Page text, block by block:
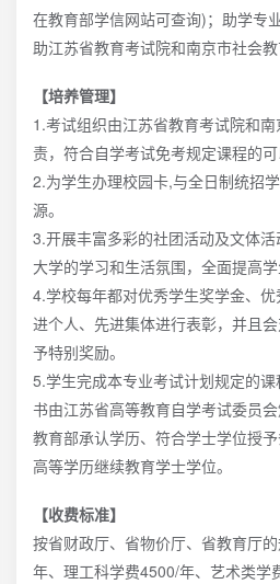
在教育部学信网站可查询)；助学专
助江苏省教育考试院和南京市社会教
【培养管理】
1.考试组织由江苏省教育考试院和
责，符合自学考试免考规定课程的可
2.为学生办理校园卡,与全日制统招
源。
3.开展丰富多彩的社团活动及文体
大学的学习和生活氛围，全面提高学
4.学校每年都对优秀学生奖学金、
进个人、先进集体进行表彰，并且
予特别奖励。
5.学生完成本专业考试计划规定的
书由江苏省高等教育自学考试委员
教育部承认学历、符合学士学位授
高等学历继续教育学士学位。
【收费标准】
按省财政厅、省物价厅、省教育厅
年、理工科学费4500/年、艺术类学